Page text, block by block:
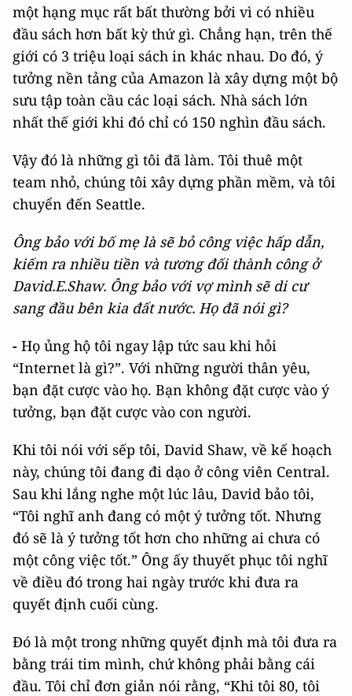
một hạng mục rất bất thường bởi vì có nhiều
đầu sách hơn bất kỳ thứ gì. Chẳng hạn, trên thế
giới có 3 triệu loại sách in khác nhau. Do đó, ý
tưởng nền tảng của Amazon là xây dựng một bộ
sưu tập toàn cầu các loại sách. Nhà sách lớn
nhất thế giới khi đó chỉ có 150 nghìn đầu sách.
Vậy đó là những gì tôi đã làm. Tôi thuê một
team nhỏ, chúng tôi xây dựng phần mềm, và tôi
chuyển đến Seattle.
Ôngbảo với bố mẹ là sẽ bỏ công việc hấp dẫn,
kiếm ra nhiều tiền và tương đối thành công ở
David.E.Shaw. Ông bảo với vợ mình sẽ di cư
sang đầu bên kia đất nước. Họ đã nói gì?
- Họ ủng hộ tôi ngay lập tức sau khi hỏi
“Internet là gì?”. Với những người thân yêu,
bạn đặt cược vào họ. Bạn không đặt cược vào ý
tưởng, bạn đặt cược vào con người.
Khi tôi nói với sếp tôi, David Shaw, về kế hoạch
này, chúng tôi đang đi dạo ở công viên Central.
Sau khi lắng nghe một lúc lâu, David bảo tôi,
“Tôi nghĩ anh đang có một ý tưởng tốt. Nhưng
đó sẽ là ý tưởng tốt hơn cho những ai chưa có
một công việc tốt.” Ông ấy thuyết phục tôi nghĩ
về điều đó trong hai ngày trước khi đưa ra
quyết định cuối cùng.
Đó là một trong những quyết định mà tôi đưa ra
bằng trái tim mình, chứ không phải bằng cái
đầu. Tôi chỉ đơn giản nói rằng, “Khi tôi 80, tôi